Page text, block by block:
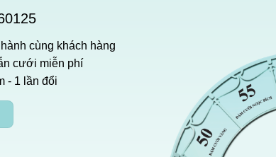
cùng khách hàng
cưới miễn phí
- 1 lần đổi